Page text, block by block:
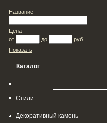
Название
Цена
от
до
руб.
Показать
Каталог
Стили
Декоративный камень